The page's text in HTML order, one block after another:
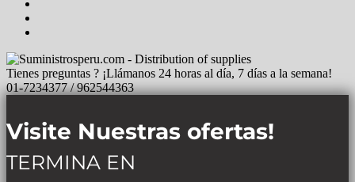
Tienes preguntas ? ¡Llámanos 24 horas al día, 7 días a la semana!
01-7234377 / 962544363
Visite Nuestras ofertas!
TERMINA EN